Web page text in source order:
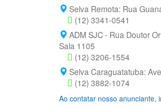
Selva Remota: Rua
(12) 3341-0541
ADM SJC - Rua Doutor
Sala 1105
(12) 3206-1554
Selva Caraguatatuba:
(12) 3882-1074
Ao contatar nosso anunciante,